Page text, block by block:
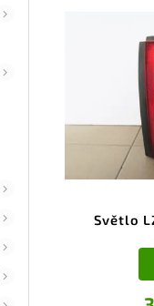
Světlo